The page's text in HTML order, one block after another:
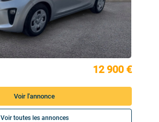
12 900 €
Voir l'annonce
Voir toutes les annonces